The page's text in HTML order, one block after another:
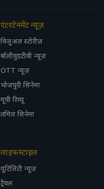
एंटरटेनमेंट न्यूज़
विजुअल स्टोरीज़
बॉलीवुडटीवी न्यूज़
OTT न्यूज़
भोजपुरी सिनेमा
मूवी रिव्यू
तमिल सिनेमा
लाइफस्टाइल
यूटिलिटी न्यूज़
ट्रैवल